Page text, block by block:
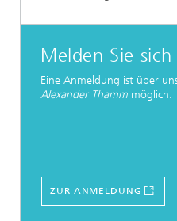
Melden Sie
Eine Anmeldung ist über
Alexander Thamm möglich.
ZUR ANMELDUNG